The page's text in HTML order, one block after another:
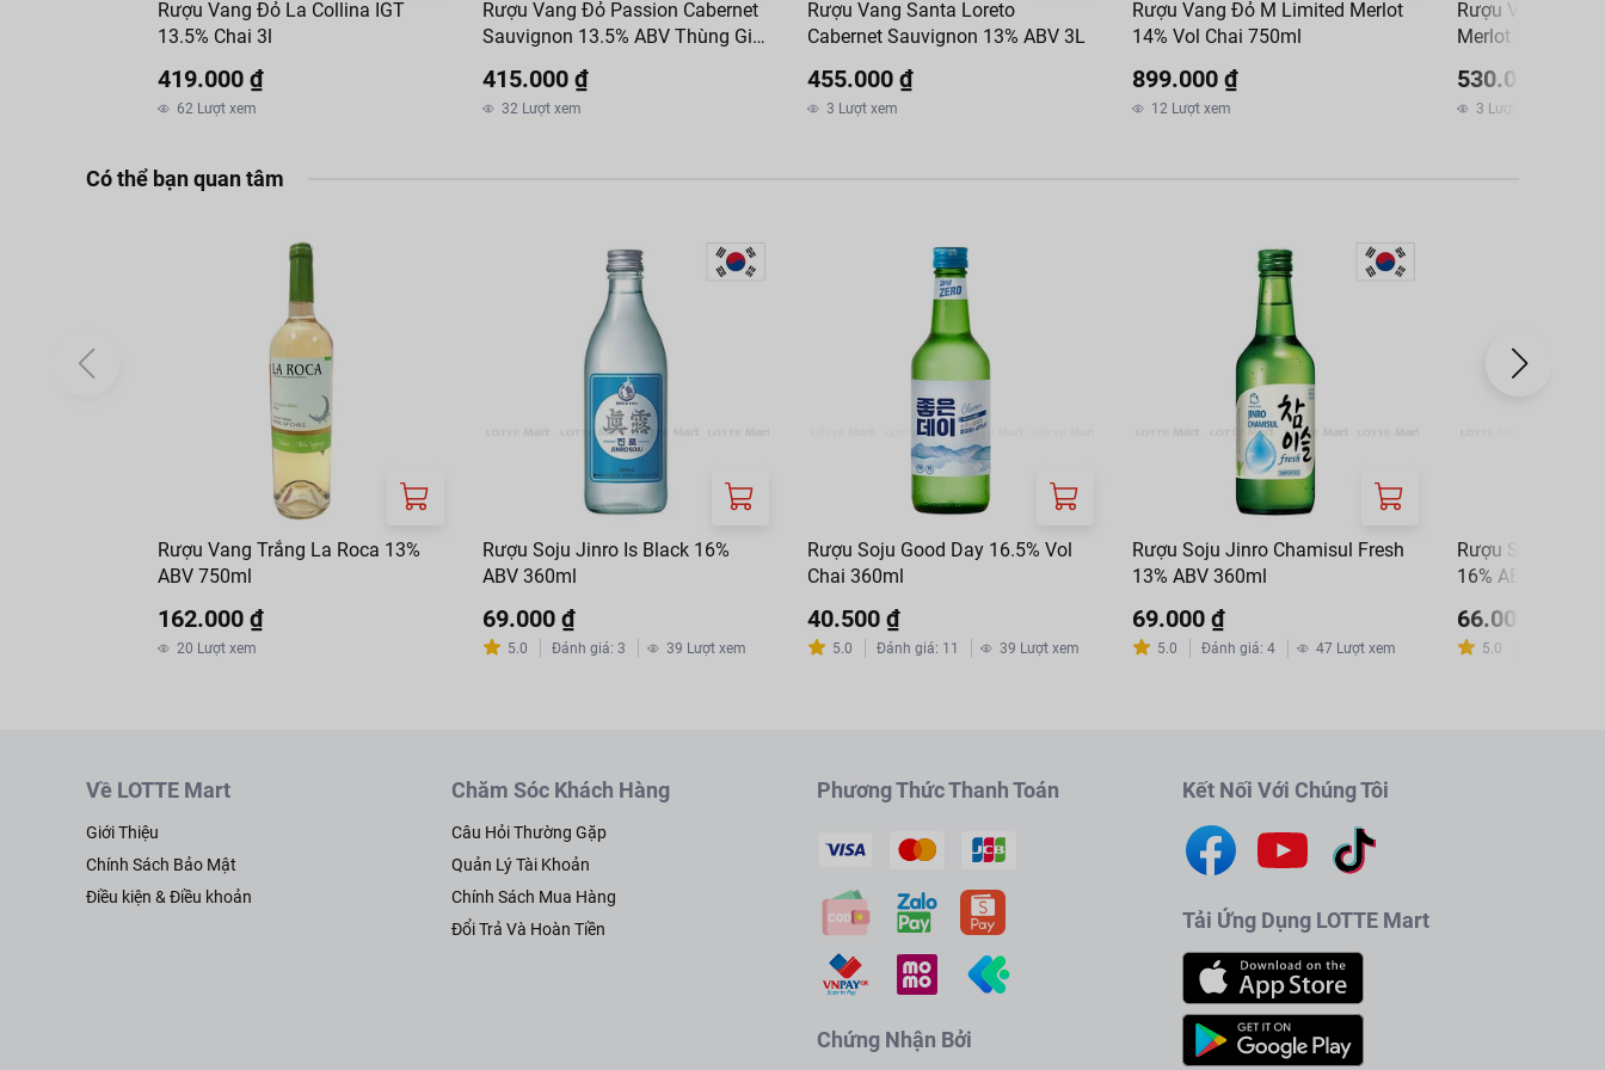
Rượu Vang Đỏ La Collina IGT
13.5% Chai 3l
419.000 ₫
62 Lượt xem
Rượu Vang Đỏ Passion Cabernet
Sauvignon 13.5% ABV Thùng Giả
415.000 ₫
32 Lượt xem
Rượu Vang Santa Loreto
Cabernet Sauvignon 13% ABV 3L
455.000 ₫
3 Lượt xem
Rượu Vang Đỏ M Limited Merlot
14% Vol Chai 750ml
899.000 ₫
12 Lượt xem
Rượu Vang Đỏ
Merlot Bordeaux
530.000 ₫
3 Lượt xem
Có thể bạn quan tâm
Rượu Vang Trắng La Roca 13%
ABV 750ml
162.000 ₫
20 Lượt xem
Rượu Soju Jinro Is Black 16%
ABV 360ml
69.000 ₫
5.0 Đánh giá: 3 39 Lượt xem
Rượu Soju Good Day 16.5% Vol
Chai 360ml
40.500 ₫
5.0 Đánh giá: 11 39 Lượt xem
Rượu Soju Jinro Chamisul Fresh
13% ABV 360ml
69.000 ₫
5.0 Đánh giá: 4 47 Lượt xem
Rượu Soju
16% ABV 375ml
66.000 ₫
5.0
Về LOTTE Mart
Giới Thiệu
Chính Sách Bảo Mật
Điều kiện & Điều khoản
Chăm Sóc Khách Hàng
Câu Hỏi Thường Gặp
Quản Lý Tài Khoản
Chính Sách Mua Hàng
Đổi Trả Và Hoàn Tiền
Phương Thức Thanh Toán
Chứng Nhận Bởi
Kết Nối Với Chúng Tôi
Tải Ứng Dụng LOTTE Mart